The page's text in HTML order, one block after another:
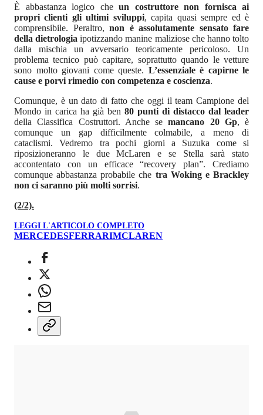
È abbastanza logico che un costruttore non fornisca ai
propri clienti gli ultimi sviluppi, capita quasi sempre ed è
comprensibile. Peraltro, non è assolutamente sensato fare
della dietrologia ipotizzando manine maliziose che hanno tolto
dalla mischia un avversario teoricamente pericoloso. Un
problema tecnico può capitare, soprattutto quando le vetture
sono molto giovani come queste. L’essenziale è capirne le
cause e porvi rimedio con competenza e coscienza.
Comunque, è un dato di fatto che oggi il team Campione del
Mondo in carica ha già ben 80 punti di distacco dal leader
della Classifica Costruttori. Anche semancano 20 Gp, è
comunque un gap difficilmente colmabile, a meno di
cataclismi. Vedremo tra pochi giorni a Suzuka come si
riposizioneranno le due McLaren e se Stella sarà stato
accontentato con un efficace “recovery plan”. Crediamo
comunque abbastanza probabile che tra Woking e Brackley
non ci saranno più molti sorrisi.
(2/2).
LEGGI L'ARTICOLO COMPLETO
MERCEDESFERRARIMCLAREN